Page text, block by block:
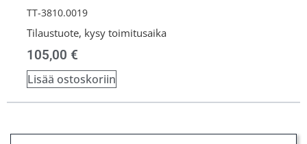
TT-3810.0019
Tilaustuote, kysy toimitusaika
105,00 €
Lisää ostoskoriin